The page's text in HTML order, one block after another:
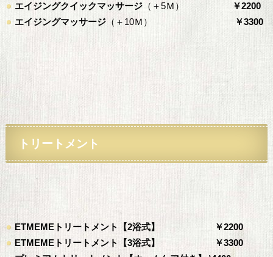
エイジングクイックマッサージ （＋5Ｍ）
￥2200
エイジングマッサージ （＋10Ｍ） ￥3300
トリートメント
ETMEMEトリートメント【2浴式】 ￥2200
ETMEMEトリートメント【3浴式】 ￥3300